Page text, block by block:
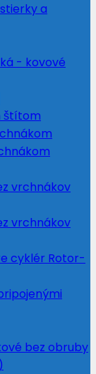
a
- kovové
štítom
vrchnákov
vrchnákov
cyklér Rotor-
bez obruby